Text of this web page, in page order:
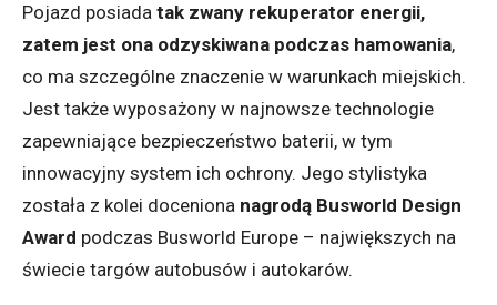
Pojazd posiada tak zwany rekuperator energii,
zatem jest ona odzyskiwana podczas hamowania,
co ma szczególne znaczenie w warunkach miejskich.
Jest także wyposażony w najnowsze technologie
zapewniające bezpieczeństwo baterii, w tym
innowacyjny system ich ochrony. Jego stylistyka
została z kolei doceniona nagrodą Busworld Design
Award podczas Busworld Europe – największych na
świecie targów autobusów i autokarów.